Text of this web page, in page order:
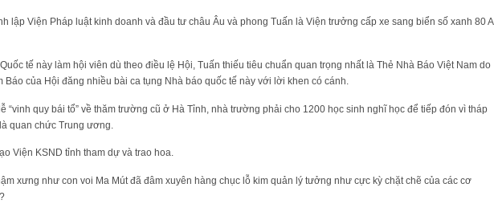
lập Viện Pháp luật kinh doanh và đầu tư châu Âu và phong Tuấn là Viện trưởng cấp xe sang biển số xanh 80 A
tế này làm hội viên dù theo điều lệ Hội, Tuấn thiếu tiêu chuẩn quan trọng nhất là Thẻ Nhà Báo Việt Nam do
Báo của Hội đăng nhiều bài ca tụng Nhà báo quốc tế này với lời khen có cánh.
“vinh quy bái tổ” về thăm trường cũ ở Hà Tỉnh, nhà trường phải cho 1200 học sinh nghĩ học để tiếp đón vì tháp
quan chức Trung ương.
Viện KSND tỉnh tham dự và trao hoa.
xưng như con voi Ma Mút đã đâm xuyên hàng chục lỗ kim quản lý tưởng như cực kỳ chặt chẽ của các cơ